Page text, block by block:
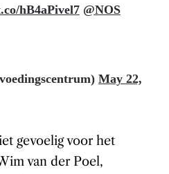
hB4aPivel7 @NOS
May 22,
gevoelig voor het
van der Poel,